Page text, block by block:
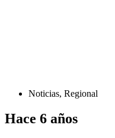
Noticias, Regional
Hace 6 años